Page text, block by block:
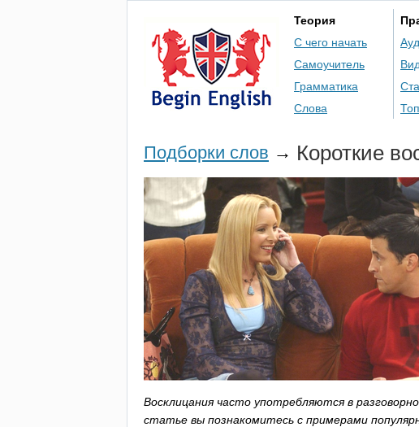
Теория
С чего начать
Самоучитель
Грамматика
Слова
Подборки слов → Короткие
Восклицания часто употребляются в
статье вы познакомитесь с примерами